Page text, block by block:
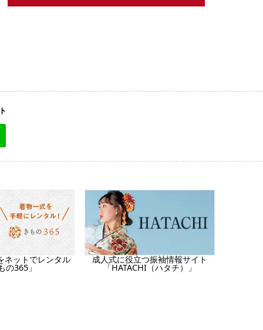
ネットでレンタル
の365」
成人式に役立つ振袖情報サイト
「HATACHI（ハタチ）」